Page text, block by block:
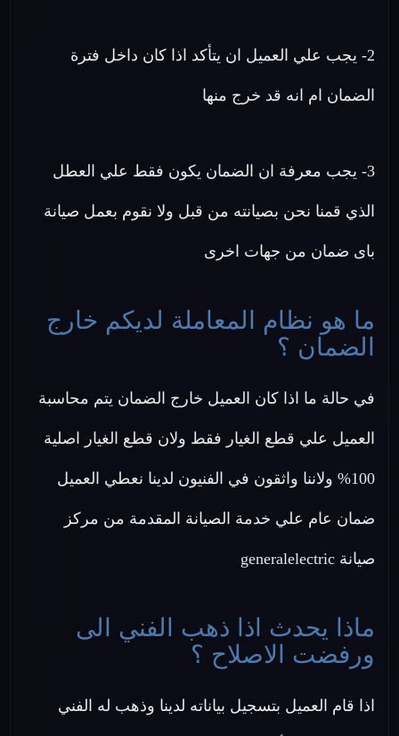
2- يجب علي العميل ان يتأكد اذا كان داخل فترة
الضمان ام انه قد خرج منها
3- يجب معرفة ان الضمان يكون فقط علي العطل
الذي قمنا نحن بصيانته من قبل ولا نقوم بعمل صيانة
باى ضمان من جهات اخرى
ما هو نظام المعاملة لديكم خارج
الضمان ؟
في حالة ما اذا كان العميل خارج الضمان يتم محاسبة
العميل علي قطع الغيار فقط ولان قطع الغيار اصلية
100% ولاننا واثقون في الفنيون لدينا نعطي العميل
ضمان عام علي خدمة الصيانة المقدمة من مركز
صيانة generalelectric
ماذا يحدث اذا ذهب الفني الى
ورفضت الاصلاح ؟
اذا قام العميل بتسجيل بياناته لدينا وذهب له الفني